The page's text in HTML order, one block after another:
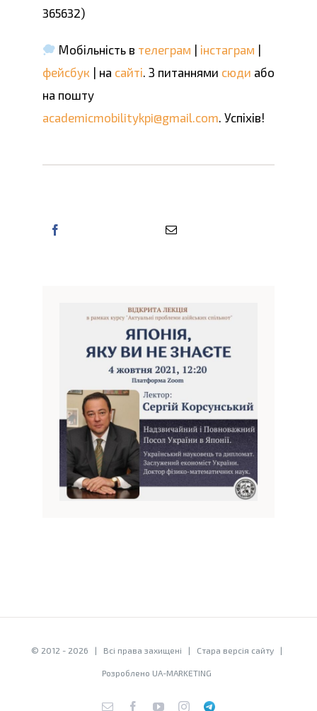
365632)
Мобільність в телеграм інстаграм
фейсбук | на сайті. З питаннями сюди або
на пошту
academicmobilitykpi@gmail.com. Успіхів!
© 2012 - 2026 | Всі права захищені | Стара версія сайту|
Розроблено UA-MARKETING
E- FacebookYouTubeInstagram
Telegram